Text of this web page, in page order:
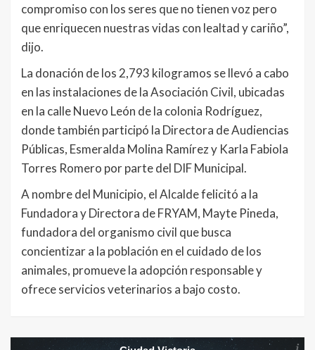
compromiso con los seres que no tienen voz pero
que enriquecen nuestras vidas con lealtad y cariño”,
dijo.
La donación de los 2,793 kilogramos se llevó a cabo
en las instalaciones de la Asociación Civil, ubicadas
en la calle Nuevo León de la colonia Rodríguez,
donde también participó la Directora de Audiencias
Públicas, Esmeralda Molina Ramírez y Karla Fabiola
Torres Romero por parte del DIF Municipal.
A nombre del Municipio, el Alcalde felicitó a la
Fundadora y Directora de FRYAM, Mayte Pineda,
fundadora del organismo civil que busca
concientizar a la población en el cuidado de los
animales, promueve la adopción responsable y
ofrece servicios veterinarios a bajo costo.